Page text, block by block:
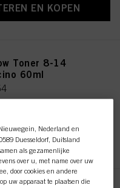
EN KOPEN
Toner 8-14
60ml
EN KOPEN
Nederland en
Duesseldorf, Duitsland
als gezamenlijke
over u, met name over uw
door cookies en andere
uw apparaat te plaatsen die